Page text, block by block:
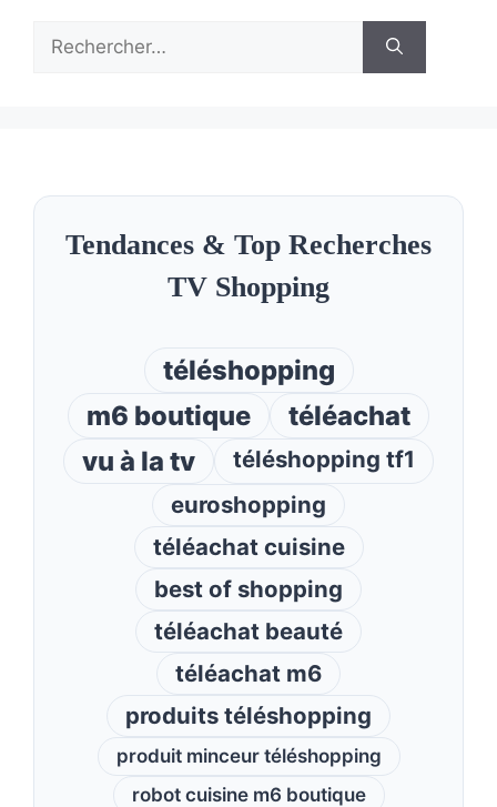
Tendances & Top Recherches
TV Shopping
téléshopping
m6 boutique
téléachat
vu à la tv
téléshopping tf1
euroshopping
téléachat cuisine
best of shopping
téléachat beauté
téléachat m6
produits téléshopping
produit minceur téléshopping
robot cuisine m6 boutique